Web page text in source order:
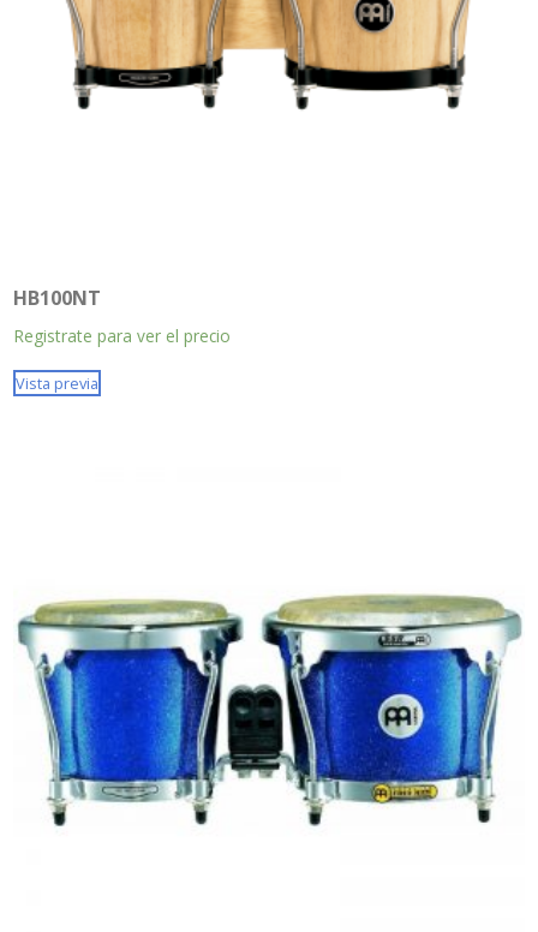
HB100NT
Registrate para ver el precio
Vista previa